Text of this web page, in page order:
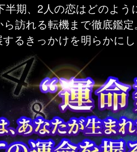
半期、2人の恋はどのよ
訪れる転機まで徹底鑑
するきっかけを明らかに